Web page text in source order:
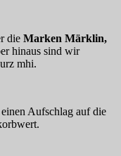
die Marken Märklin,
hinaus sind wir
mhi.
Aufschlag auf die